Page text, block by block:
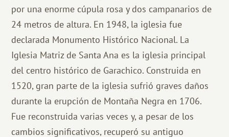
por una enorme cúpula rosa y dos campanarios de
24 metros de altura. En 1948, la iglesia fue
declarada Monumento Histórico Nacional. La
Iglesia Matriz de Santa Ana es la iglesia principal
del centro histórico de Garachico. Construida en
1520, gran parte de la iglesia sufrió graves daños
durante la erupción de Montaña Negra en 1706.
Fue reconstruida varias veces y, a pesar de los
cambios significativos, recuperó su antiguo